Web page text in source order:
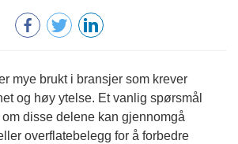
mye brukt i bransjer som krever
og høy ytelse. Et vanlig spørsmål
disse delene kan gjennomgå
overflatebelegg for å forbedre